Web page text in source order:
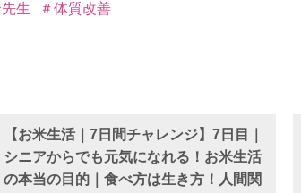
生 ＃体質改善
【お米生活｜7日間チャレンジ】7日目｜
シニアからでも元気になれる！お米生活
の本当の目的｜食べ方は生き方！人間関